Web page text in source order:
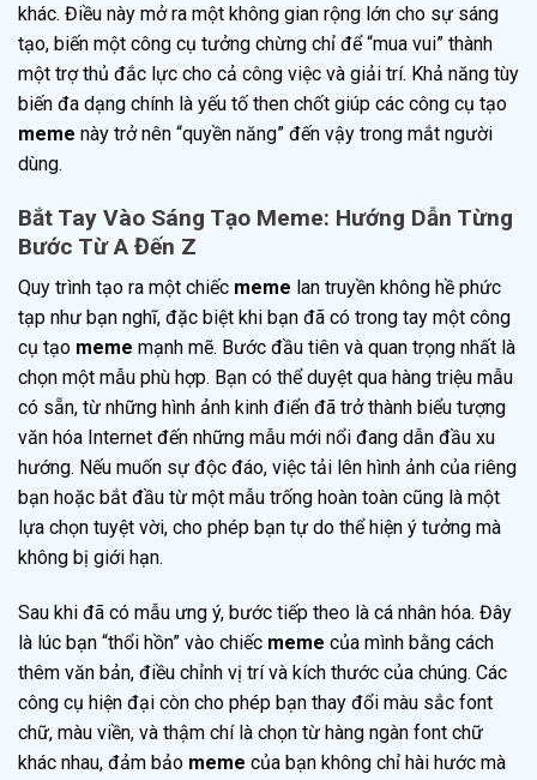
khác. Điều này mở ra một không gian rộng lớn cho sự sáng
tạo, biến một công cụ tưởng chừng chỉ để “mua vui” thành
một trợ thủ đắc lực cho cả công việc và giải trí. Khả năng tùy
biến đa dạng chính là yếu tố then chốt giúp các công cụ tạo
meme này trở nên “quyền năng” đến vậy trong mắt người
dùng.
Bắt Tay Vào Sáng Tạo Meme: Hướng Dẫn Từng
Bước Từ A Đến Z
Quy trình tạo ra một chiếc meme lan truyền không hề phức
tạp như bạn nghĩ, đặc biệt khi bạn đã có trong tay một công
cụ tạo meme mạnh mẽ. Bước đầu tiên và quan trọng nhất là
chọn một mẫu phù hợp. Bạn có thể duyệt qua hàng triệu mẫu
có sẵn, từ những hình ảnh kinh điển đã trở thành biểu tượng
văn hóa Internet đến những mẫu mới nổi đang dẫn đầu xu
hướng. Nếu muốn sự độc đáo, việc tải lên hình ảnh của riêng
bạn hoặc bắt đầu từ một mẫu trống hoàn toàn cũng là một
lựa chọn tuyệt vời, cho phép bạn tự do thể hiện ý tưởng mà
không bị giới hạn.
Sau khi đã có mẫu ưng ý, bước tiếp theo là cá nhân hóa. Đây
là lúc bạn “thổi hồn” vào chiếc meme của mình bằng cách
thêm văn bản, điều chỉnh vị trí và kích thước của chúng. Các
công cụ hiện đại còn cho phép bạn thay đổi màu sắc font
chữ, màu viền, và thậm chí là chọn từ hàng ngàn font chữ
khác nhau, đảm bảo meme của bạn không chỉ hài hước mà